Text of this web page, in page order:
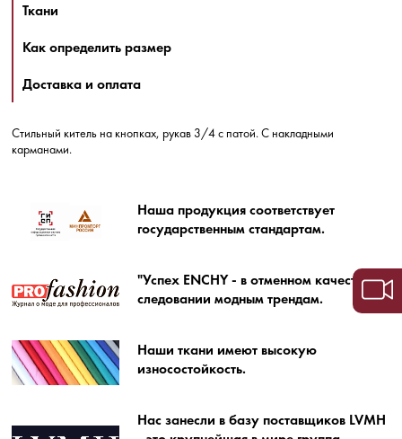
Ткани
Как определить размер
Доставка и оплата
Стильный китель на кнопках, рукав 3/4 с патой. С накладными
карманами.
Наша продукция соответствует
государственным стандартам.
"Успех ENCHY - в отменном качестве и
следовании модным трендам.
Наши ткани имеют высокую
износостойкость.
Нас занесли в базу поставщиков LVMH